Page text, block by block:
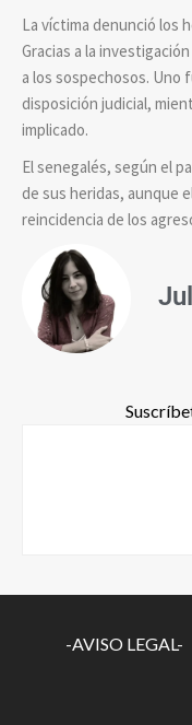
La víctima denunció los
Gracias a la
a los sospechosos. Uno
disposición judicial,
implicado.
El senegalés, según el
de sus heridas, aunque
reincidencia de los
-AVISO LEGAL-